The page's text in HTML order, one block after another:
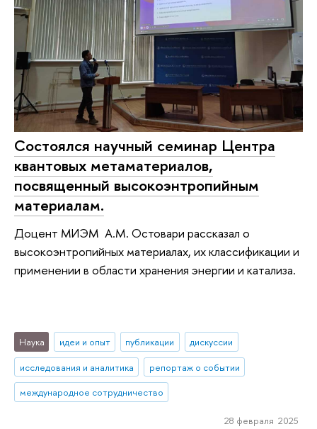
Состоялся научный семинар Центра
квантовых метаматериалов,
посвященный высокоэнтропийным
материалам.
Доцент МИЭМ А.М. Остовари рассказал о
высокоэнтропийных материалах, их классификации и
применении в области хранения энергии и катализа.
Наука идеи и опыт публикации
дискуссии
исследования и аналитика
репортаж о событии
международное сотрудничество
28 февраля 2025